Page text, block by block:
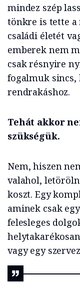
mindez szép
tönkre is tette a
családi életét
emberek nem
csak résnyire
fogalmuk sincs,
rendrakáshoz.
Tehát akkor
szükségük.
Nem, hiszen
valahol,
koszt. Egy
aminek csak
felesleges
vagy egy